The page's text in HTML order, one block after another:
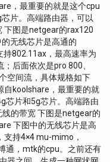
，最重要的就是这个cpu
片。高端路由器，可以
下图是netgear的rax120
无线芯片是高通的
802.11ax，最高速率为
后面依次是pro 800、
空间流，具体规格如下
koolshare，最重要的就
芯片和5g芯片。高端路由
的带宽 下图是netgear的
下图中的无线芯片是高
持4×4 mu-mimo，
通，mtk的cpu。之前还有